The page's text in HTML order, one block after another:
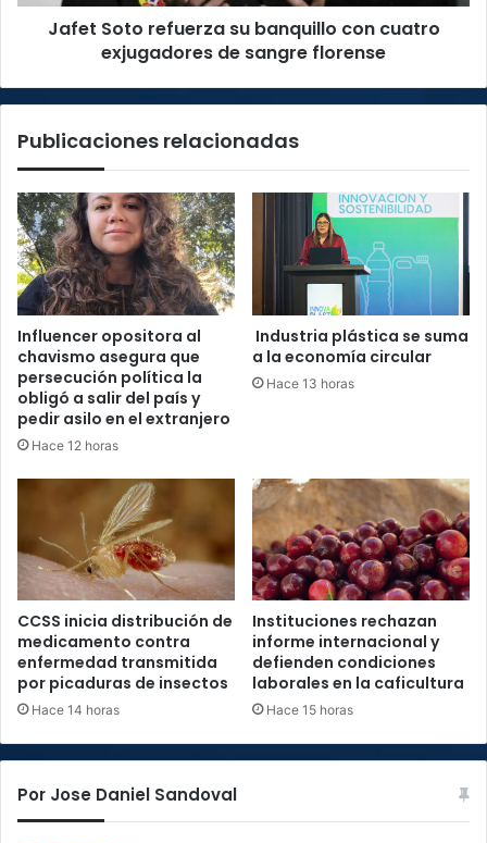
sangreJafet Soto refuerza su banquillo con cuatro
exjugadores de sangre florense
Publicaciones relacionadas
Influencer opositora al
chavismo asegura que
persecución política la
obligó a salir del país y
pedir asilo en el extranjero
Hace 12 horas
Industria plástica se suma
a la economía circular
Hace 13 horas
CCSS inicia distribución de
medicamento contra
enfermedad transmitida
por picaduras de insectos
Hace 14 horas
Instituciones rechazan
informe internacional y
defienden condiciones
laborales en la caficultura
Hace 15 horas
Por Jose Daniel Sandoval